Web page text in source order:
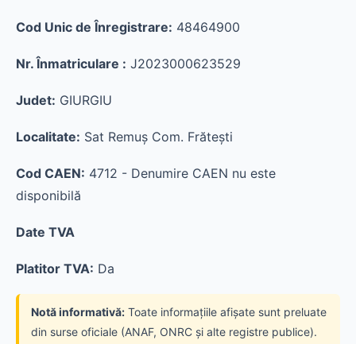
Cod Unic de Înregistrare: 48464900
Nr. Înmatriculare : J2023000623529
Judet: GIURGIU
Localitate: Sat Remuş Com. Frăteşti
Cod CAEN: 4712 - Denumire CAEN nu este
disponibilă
Date TVA
Platitor TVA: Da
Notă informativă: Toate informațiile afișate sunt preluate
din surse oficiale (ANAF, ONRC și alte registre publice).